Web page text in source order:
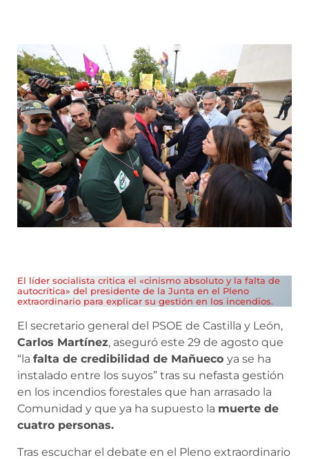
El líder socialista critica el «cinismo absoluto y la falta de
autocrítica» del presidente de la Junta en el Pleno
extraordinario para explicar su gestión en los incendios.
El secretario general del PSOE de Castilla y León,
Carlos Martínez, aseguró este 29 de agosto que
“la falta de credibilidad de Mañueco ya se ha
instalado entre los suyos” tras su nefasta gestión
en los incendios forestales que han arrasado la
Comunidad y que ya ha supuesto la muerte de
cuatro personas.
Tras escuchar el debate en el Pleno extraordinario